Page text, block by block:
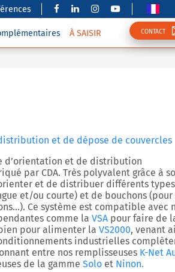
À SAISIR CONTACT
et de dépose de couvercles
d’orientation et de distribution
par CDA. Très polyvalent grâce à
et de distribuer différents
et/ou courte) et de bouchons (pour
Ce système est compatible avec
comme la VSA pour faire de
pour alimenter la VS2000, venant
industrielles
entre nos remplisseuses K-Net
de la gamme Solo et Ninon.